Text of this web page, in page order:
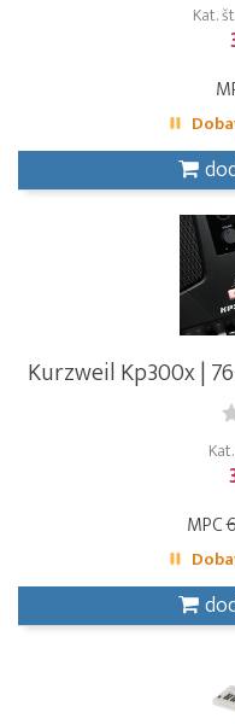
Kat.
Kurzweil Kp300x |
MPC